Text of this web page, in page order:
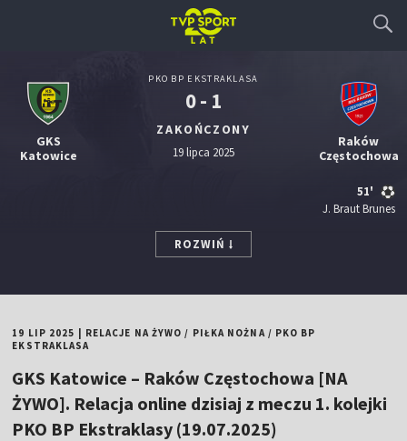
GKS
Katowice
PKO BP EKSTRAKLASA
0 - 1
ZAKOŃCZONY
19 lipca 2025
Raków
Częstochowa
51'
J. Braut Brunes
ROZWIŃ
19 LIP 2025 RELACJE NA ŻYWO / PIŁKA NOŻNA/ PKO BP
EKSTRAKLASA
GKS Katowice – Raków Częstochowa [NA
ŻYWO]. Relacja online dzisiaj z meczu 1. kolejki
PKO BP Ekstraklasy (19.07.2025)